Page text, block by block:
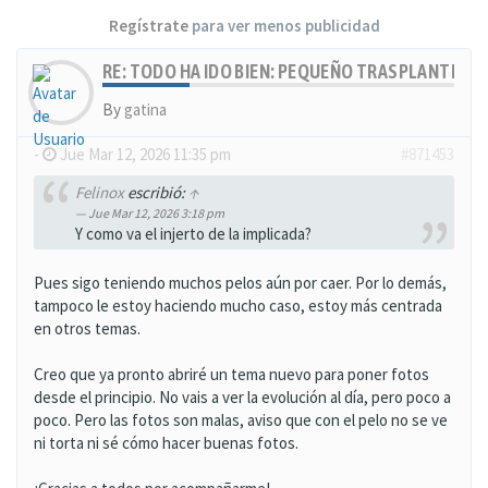
Regístratepara ver menos publicidad
RE: TODO HA IDO BIEN: PEQUEÑO TRASPLANTE,
By gatina
- Jue Mar 12, 2026 11:35 pm
Felinoxescribió: ↑
Jue Mar 12, 2026 3:18 pm
Y como va el injerto de la implicada?
Pues sigo teniendo muchos pelos aún por caer. Por lo demás,
tampoco le estoy haciendo mucho caso, estoy más centrada
en otros temas.
Creo que ya pronto abriré un tema nuevo para poner fotos
desde el principio. No vais a ver la evolución al día, pero poco a
poco. Pero las fotos son malas, aviso que con el pelo no se ve
ni torta ni sé cómo hacer buenas fotos.